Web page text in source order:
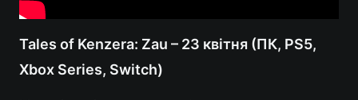
Tales of Kenzera: Zau – 23 квітня (ПК, PS5,
Xbox Series, Switch)